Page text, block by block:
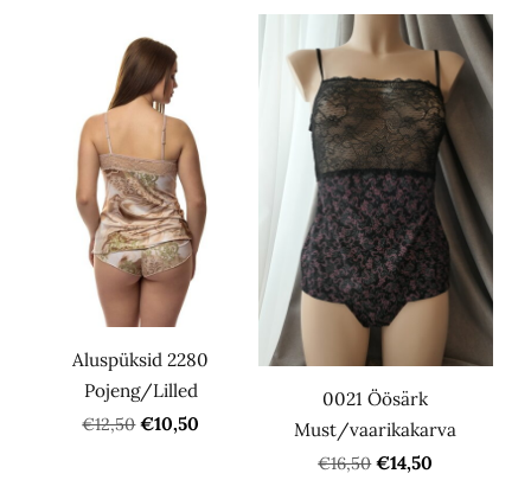
Aluspüksid 2280
Pojeng/Lilled
€12,50 €10,50
0021 Öösärk
Must/vaarikakarva
€16,50 €14,50